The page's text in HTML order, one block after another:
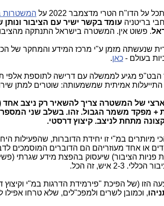
על הדו"ח הטרי מדצמבר 2022 על המשטרות
בריטניה עומד בקשר ישיר עם הציבור ונותן
. פשוט אין. המשטרה בישראל התנתקה
שנעשתה מזמן ע"י מרכז המידע והמחקר של
בעולם - כאן.
הבט"פ מגיע לממשלה עם דרישה לתוספת אלפי
התייעלות אמיתית שמשמעותה: שוטרים למתן
מתחת לניצב. קיצוץ דרסטי.
מיותרים במ"י זו יחידת הדוברות, שהפעילות
או אחד מעוזריהם הם הדוברים המוסמכים
פניות הציבור) שיעסוק בהפצת מידע שגרתי
2-3 איש, זה הכל.
הזו (של הפיכת "פירמידת הדרגות במ"י
, וכמובן לשרים ולמפכ"לים, שלא טרחו אפילו